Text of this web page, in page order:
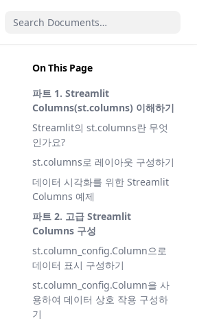
On This Page
파트 1. Streamlit
Columns(st.columns) 이해하기
Streamlit의 st.columns란 무엇
인가요?
st.columns로 레이아웃 구성하기
데이터 시각화를 위한 Streamlit
Columns 예제
파트 2. 고급 Streamlit
Columns 구성
st.column_config.Column으로
데이터 표시 구성하기
st.column_config.Column을 사
용하여 데이터 상호 작용 구성하
기